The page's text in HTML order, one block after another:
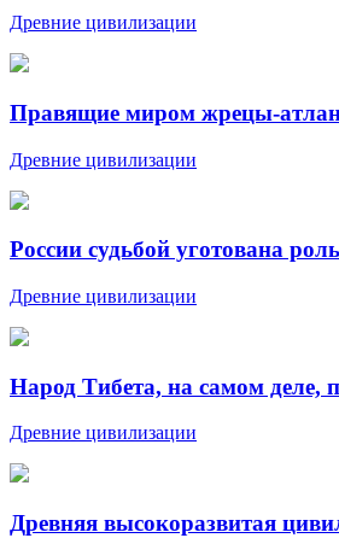
Древние цивилизации
Правящие миром жрецы-
Древние цивилизации
России судьбой уготована
Древние цивилизации
Народ Тибета, на самом деле,
Древние цивилизации
Древняя высокоразвитая